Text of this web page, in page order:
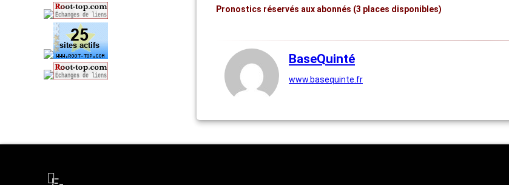
Pronostics réservés aux abonnés (3 places disponibles)
BaseQuinté
www.basequinte.fr